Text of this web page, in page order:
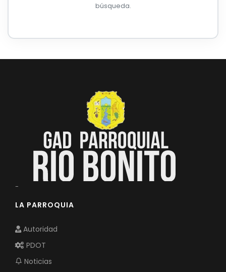
Procesos de contratación
Ejecución Presupuestaria
búsqueda.
-
LA PARROQUIA
Autoridad
PDOT
Noticias